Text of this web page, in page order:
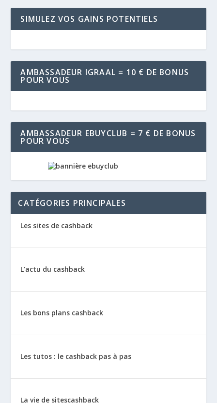
SIMULEZ VOS GAINS POTENTIELS
AMBASSADEUR IGRAAL = 10 € DE BONUS
POUR VOUS
AMBASSADEUR EBUYCLUB = 7 € DE BONUS
POUR VOUS
CATÉGORIES PRINCIPALES
Les sites de cashback
L’actu du cashback
Les bons plans cashback
Les tutos : le cashback pas à pas
La vie de sitescashback